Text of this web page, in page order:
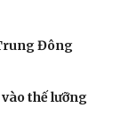
Đông
thế lưỡng